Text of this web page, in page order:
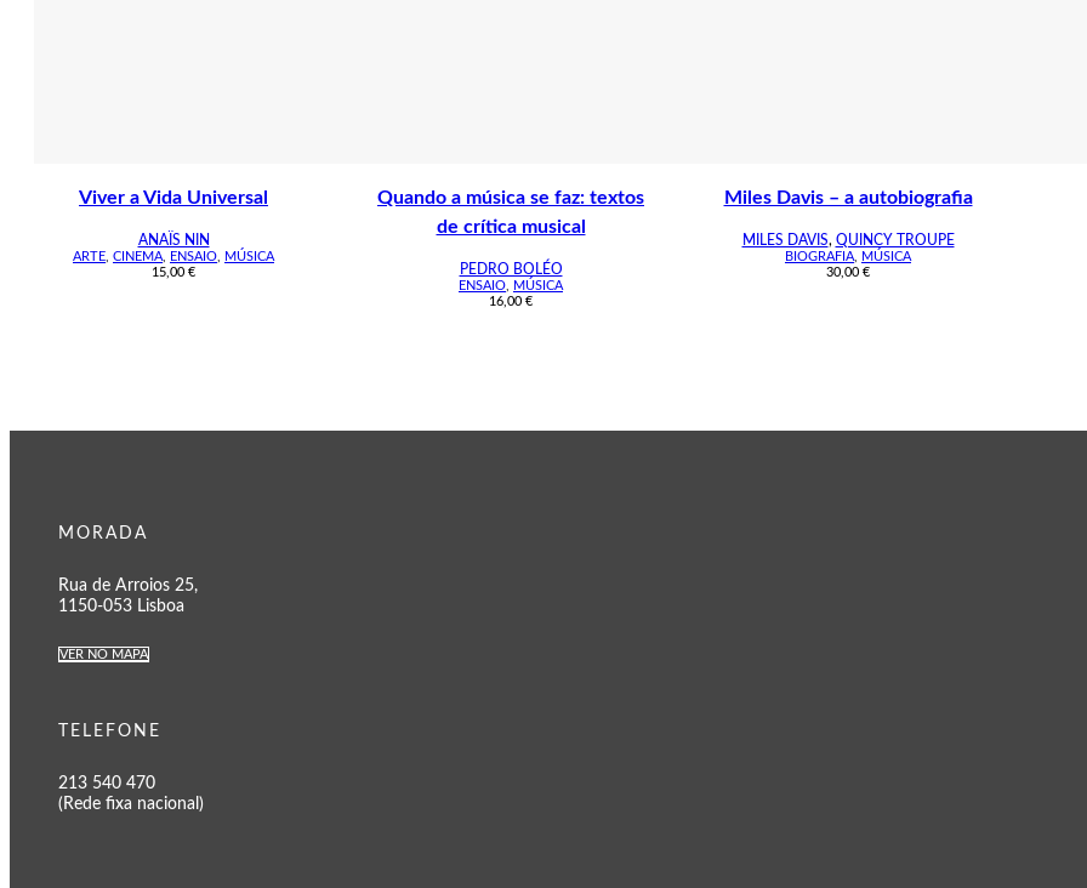
Viver a Vida Universal
ANAÏS NIN
ARTE CINEMA ENSAIO
MÚSICA
15,00 €
Quando a música se faz: textos
de crítica musical
PEDRO BOLÉO
ENSAIO
MÚSICA
16,00 €
Miles Davis – a autobiografia
MILES DAVIS, QUINCY TROUPE
BIOGRAFIA
MÚSICA
30,00 €
MORADA
Rua de Arroios 25,
1150-053 Lisboa
VER NO MAPA
TELEFONE
213 540 470
(Rede fixa nacional)